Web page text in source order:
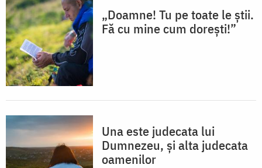
„Doamne! Tu pe toate le știi.
Fă cu mine cum dorești!”
Una este judecata lui
Dumnezeu, și alta judecata
oamenilor